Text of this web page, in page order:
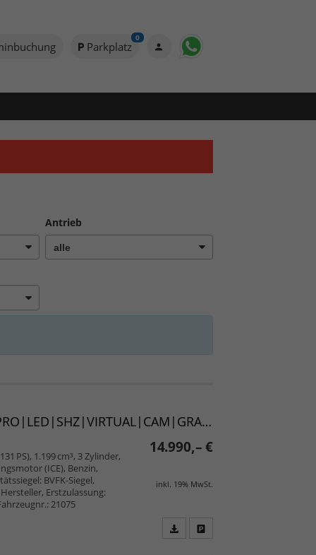
Parkplatz
0
Antrieb
GS Line "25th Anniversary" 1.2 Turbo 130 AT|NAV-PRO|LED|SHZ|VIRTUAL|CAM|GRA|UVM.(Vorlauf 25.07.2026)
14.990,– €
inkl. 19% MwSt.
PS), 1.199 cm³, 3 Zylinder,
(ICE), Benzin,
BVFK-Siegel,
Erstzulassung:
21075